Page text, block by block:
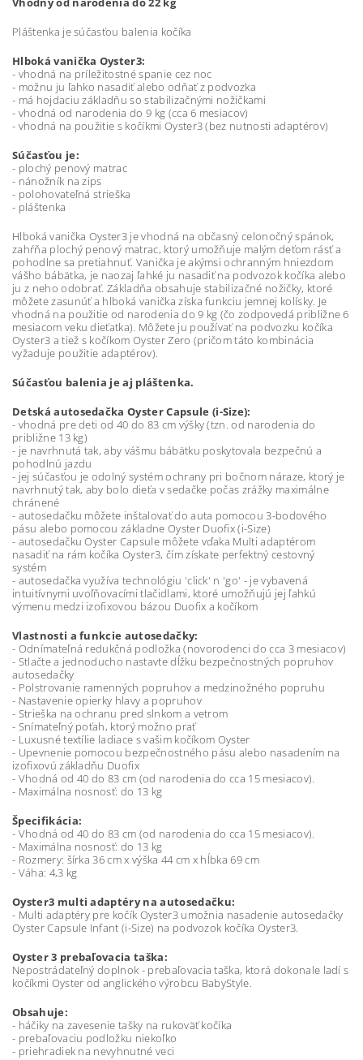
Pláštenka je súčasťou balenia kočíka
Hlboká vanička Oyster3:
- vhodná na príležitostné spanie cez noc
- možnu ju ľahko nasadiť alebo odňať z podvozka
- má hojdaciu základňu so stabilizačnými nožičkami
- vhodná od narodenia do 9 kg (cca 6 mesiacov)
- vhodná na použitie s kočíkmi Oyster3 (bez nutnosti adaptérov)
Súčasťou je:
- plochý penový matrac
- nánožník na zips
- polohovateľná strieška
- pláštenka
Hlboká vanička Oyster3 je vhodná na občasný celonočný spánok,
zahŕňa plochý penový matrac, ktorý umožňuje malým deťom rásť a
pohodlne sa pretiahnuť. Vanička je akýmsi ochranným hniezdom
vášho bábätka, je naozaj ľahké ju nasadiť na podvozok kočíka alebo
ju z neho odobrať. Základňa obsahuje stabilizačné nožičky, ktoré
môžete zasunúť a hlboká vanička získa funkciu jemnej kolísky. Je
vhodná na použitie od narodenia do 9 kg (čo zodpovedá približne 6
mesiacom veku dieťatka). Môžete ju používať na podvozku kočíka
Oyster3 a tiež s kočíkom Oyster Zero (pričom táto kombinácia
vyžaduje použitie adaptérov).
Súčasťou balenia je aj pláštenka.
Detská autosedačka Oyster Capsule (i-Size):
- vhodná pre deti od 40 do 83 cm výšky (tzn. od narodenia do
približne 13 kg)
- je navrhnutá tak, aby vášmu bábätku poskytovala bezpečnú a
pohodlnú jazdu
- jej súčasťou je odolný systém ochrany pri bočnom náraze, ktorý je
navrhnutý tak, aby bolo dieťa v sedačke počas zrážky maximálne
chránené
- autosedačku môžete inštalovať do auta pomocou 3-bodového
pásu alebo pomocou základne Oyster Duofix (i-Size)
- autosedačku Oyster Capsule môžete vďaka Multi adaptérom
nasadiť na rám kočíka Oyster3, čím získate perfektný cestovný
systém
- autosedačka využíva technológiu 'click' n 'go' - je vybavená
intuitívnymi uvoľňovacími tlačidlami, ktoré umožňujú jej ľahkú
výmenu medzi izofixovou bázou Duofix a kočíkom
Vlastnosti a funkcie autosedačky:
- Odnímateľná redukčná podložka (novorodenci do cca 3 mesiacov)
- Stlačte a jednoducho nastavte dĺžku bezpečnostných popruhov
autosedačky
- Polstrovanie ramenných popruhov a medzinožného popruhu
- Nastavenie opierky hlavy a popruhov
- Strieška na ochranu pred slnkom a vetrom
- Snímateľný poťah, ktorý možno prať
- Luxusné textílie ladiace s vašim kočíkom Oyster
- Upevnenie pomocou bezpečnostného pásu alebo nasadením na
izofixovú základňu Duofix
- Vhodná od 40 do 83 cm (od narodenia do cca 15 mesiacov).
- Maximálna nosnosť: do 13 kg
Špecifikácia:
- Vhodná od 40 do 83 cm (od narodenia do cca 15 mesiacov).
- Maximálna nosnosť: do 13 kg
- Rozmery: šírka 36 cm x výška 44 cm x hĺbka 69 cm
- Váha: 4,3 kg
Oyster3 multi adaptéry na autosedačku:
- Multi adaptéry pre kočík Oyster3 umožnia nasadenie autosedačky
Oyster Capsule Infant (i-Size) na podvozok kočíka Oyster3.
Oyster 3 prebaľovacia taška:
Nepostrádateľný doplnok - prebaľovacia taška, ktorá dokonale ladí s
kočíkmi Oyster od anglického výrobcu BabyStyle.
Obsahuje:
- háčiky na zavesenie tašky na rukoväť kočíka
- prebaľovaciu podložku niekoľko
- priehradiek na nevyhnutné veci